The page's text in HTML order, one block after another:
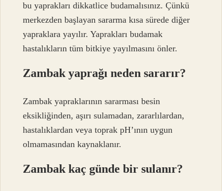
bu yaprakları dikkatlice budamalısınız. Çünkü
merkezden başlayan sararma kısa sürede diğer
yapraklara yayılır. Yaprakları budamak
hastalıkların tüm bitkiye yayılmasını önler.
Zambak yaprağı neden sararır?
Zambak yapraklarının sararması besin
eksikliğinden, aşırı sulamadan, zararlılardan,
hastalıklardan veya toprak pH’ının uygun
olmamasından kaynaklanır.
Zambak kaç günde bir sulanır?